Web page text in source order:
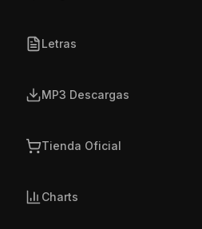
Letras
MP3 Descargas
Tienda Oficial
Charts